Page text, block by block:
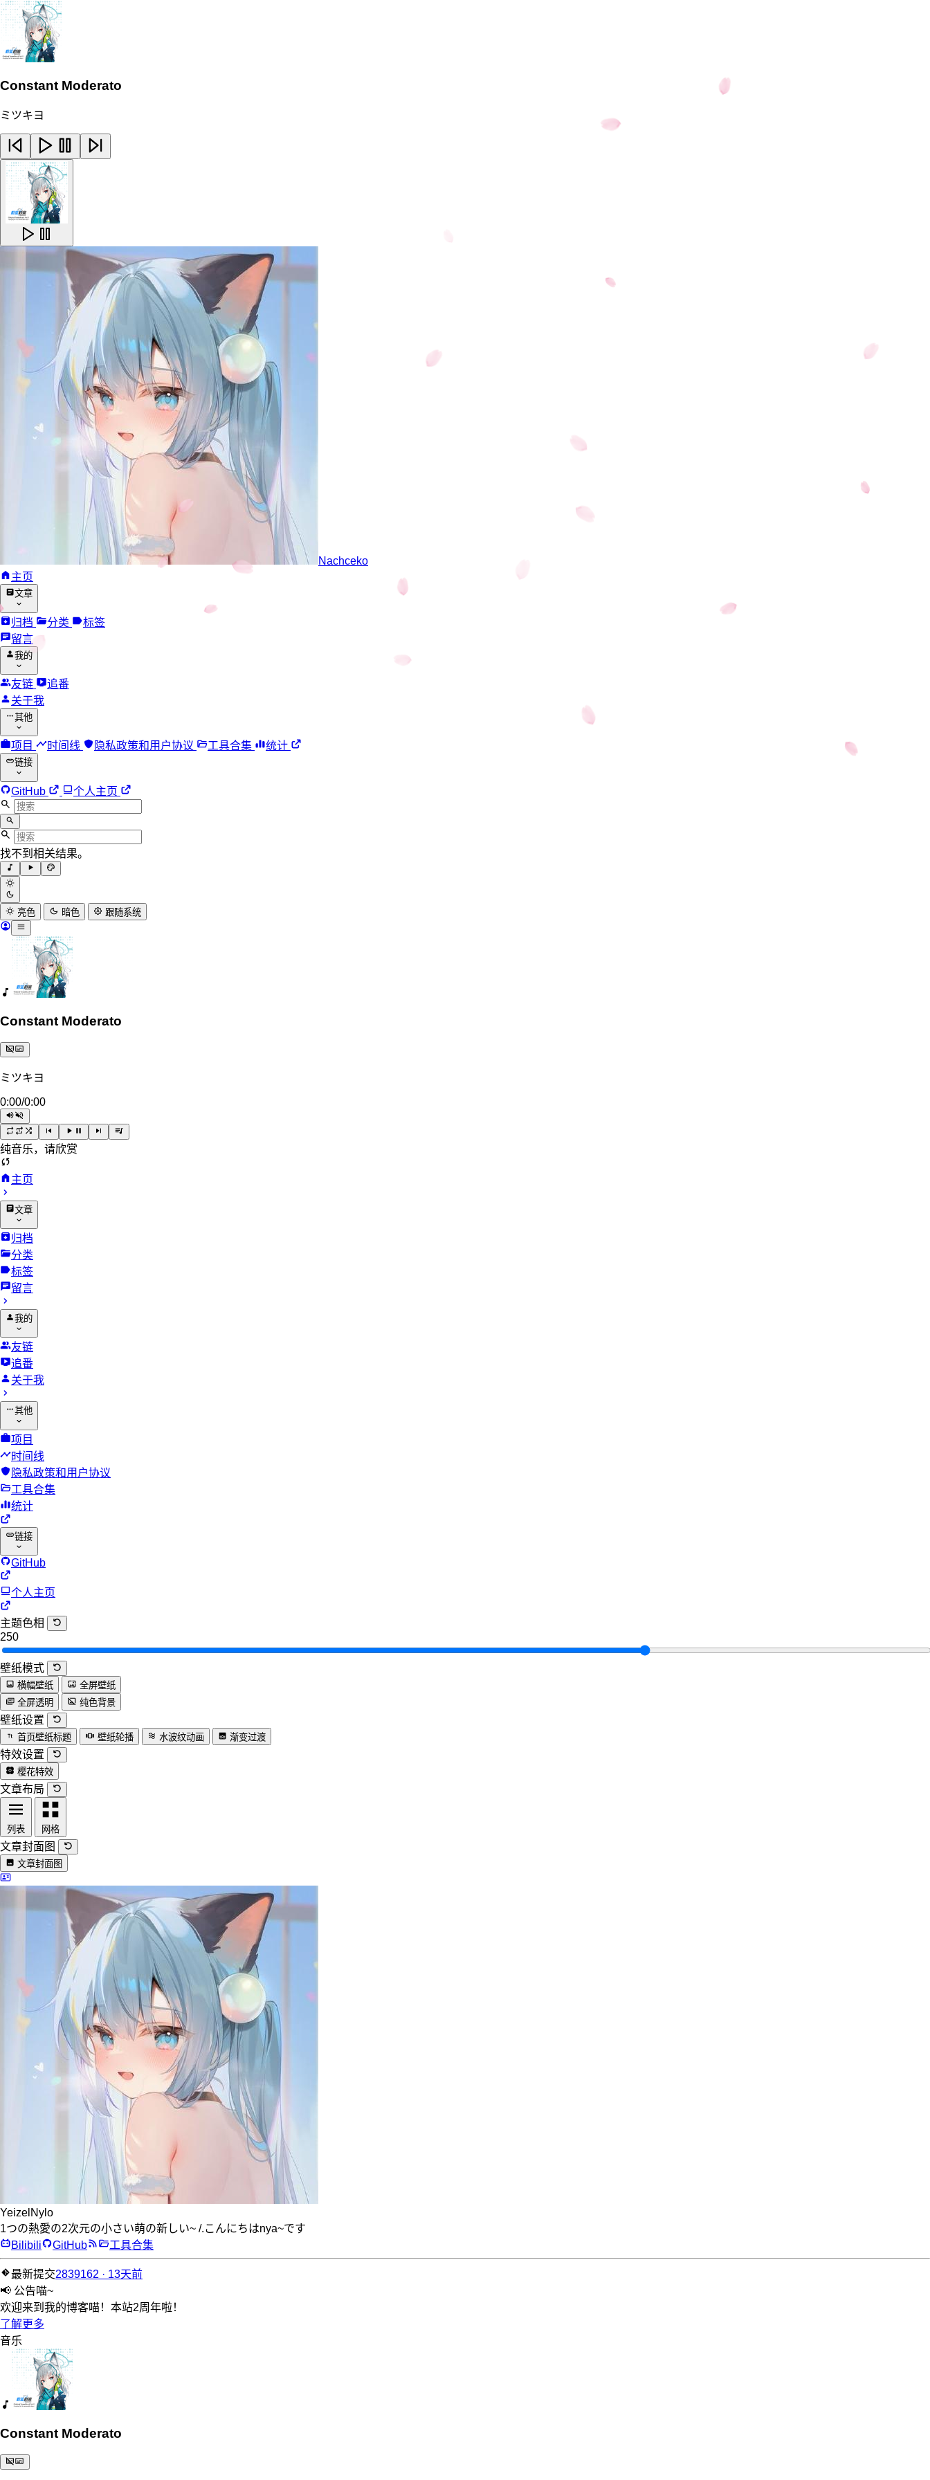
Constant Moderato
ミツキヨ
Nachceko
主页
文章
归档 分类
标签
留言
我的
友链
追番
关于我
其他
项目 时间线 隐私政策和用户协议 工具合集 统计
链接
GitHub 个人主页
找不到相关结果。
亮色 暗色 跟随系统
Constant Moderato
ミツキヨ
0:00/0:00
纯音乐，请欣赏
主页
文章
归档
分类
标签
留言
我的
友链
追番
关于我
其他
项目
时间线
隐私政策和用户协议
工具合集
统计
链接
GitHub
个人主页
主题色相
250
壁纸模式
横幅壁纸
全屏壁纸
全屏透明
纯色背景
壁纸设置
首页壁纸标题 壁纸轮播 水波纹动画 渐变过渡
特效设置
樱花特效
文章布局
列表 网格
文章封面图
文章封面图
YeizelNylo
1つの熱愛の2次元の小さい萌の新しい~ /.こんにちはnya~です
Bilibili
GitHub 工具合集
最新提交2839162 · 13天前
📢 公告喵~
欢迎来到我的博客喵！本站2周年啦！
了解更多
音乐
Constant Moderato